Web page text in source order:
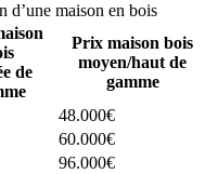
d’une maison en bois
de
Prix maison bois
moyen/haut de
gamme
48.000€
60.000€
96.000€